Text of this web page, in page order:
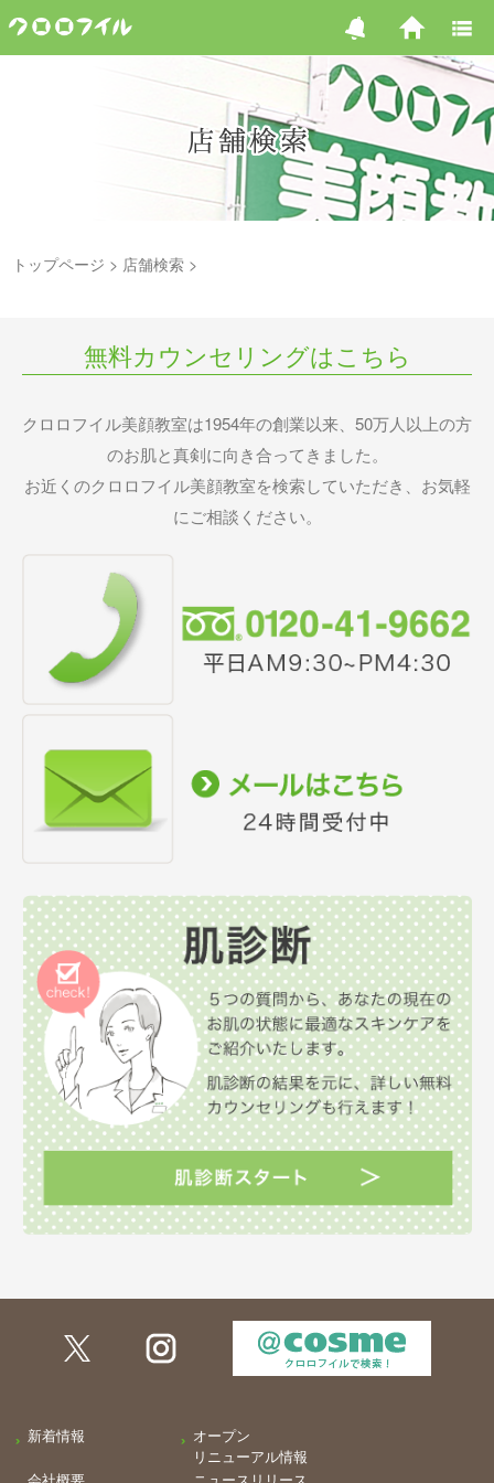
トップページ 店舗検索
無料カウンセリングはこちら
クロロフイル美顔教室は1954年の創業以来、50万人以上の方
のお肌と真剣に向き合ってきました。
お近くのクロロフイル美顔教室を検索していただき、お気軽
にご相談ください。
新着情報
オープン
リニューアル情報